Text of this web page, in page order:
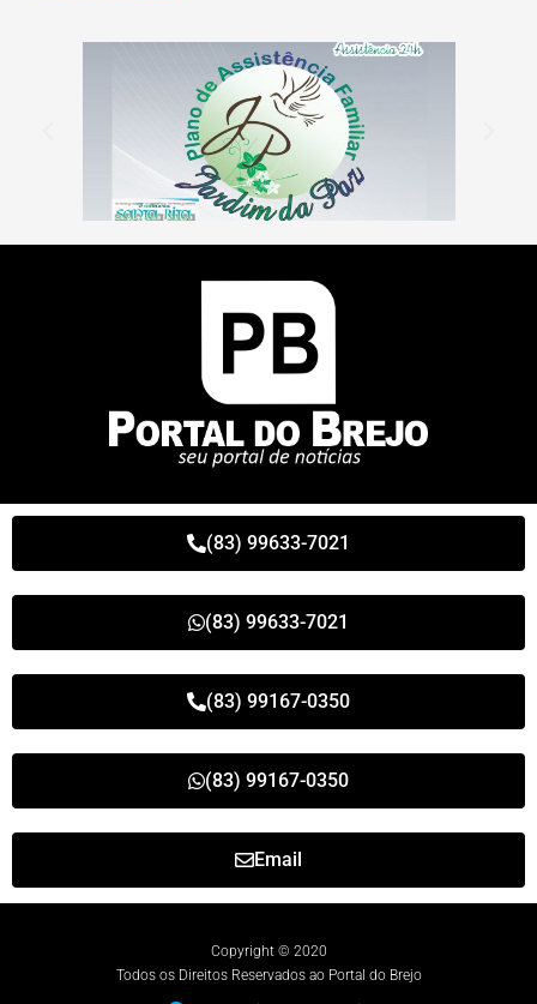
(83) 99633-7021
(83) 99633-7021
(83) 99167-0350
(83) 99167-0350
Email
Copyright © 2020
Todos os Direitos Reservados ao Portal do Brejo